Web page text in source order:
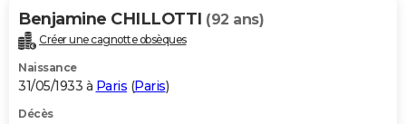
Alimentation
Guide de la santé
Maladies
Médicaments
Sommeil
VOYAGE
Destinations
City break
Voyage nature
Voyage de noces
Forum
Climat
+PHOTO
GUIDES D'ACHAT
Benjamine CHILLOTTI (92 ans)
Créer une cagnotte obsèques
Naissance
31/05/1933 à Paris (Paris)
Décès